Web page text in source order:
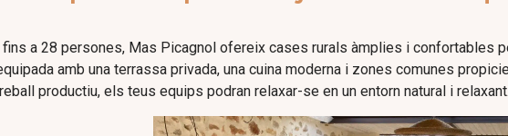
fins a 28 persones, Mas Picagnol ofereix cases rurals àmplies i confortables
amb una terrassa privada, una cuina moderna i zones comunes
productiu, els teus equips podran relaxar-se en un entorn natural i relaxant.